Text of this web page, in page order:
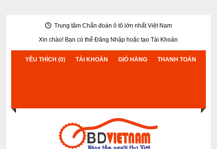
Trung tâm Chẩn đoán ô tô lớn nhất Việt Nam
Xin chào! Bạn có thểĐăng Nhập hoặctạo Tài Khoản
YÊU THÍCH (0) TÀI KHOẢN GIỎ HÀNG THANH TOÁN